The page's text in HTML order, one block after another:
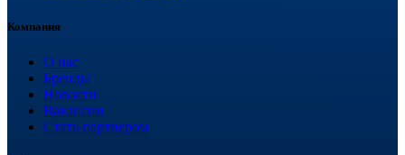
Компания
О нас
Бренды
Новости
Вакансии
Стать партнером